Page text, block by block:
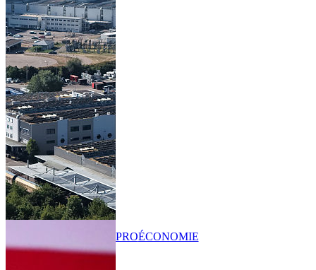
PROÉCONOMIE